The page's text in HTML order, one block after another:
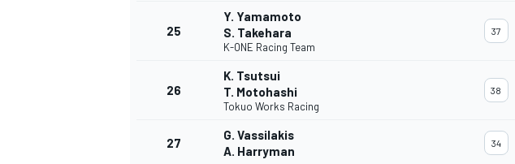
25
Y. Yamamoto
S. Takehara
K-ONE Racing Team
37
26
K. Tsutsui
T. Motohashi
Tokuo Works Racing
38
27
G. Vassilakis
A. Harryman
34